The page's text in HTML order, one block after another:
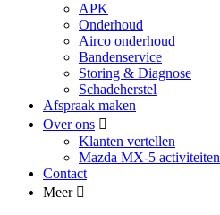
APK
Onderhoud
Airco onderhoud
Bandenservice
Storing & Diagnose
Schadeherstel
Afspraak maken
Over ons
Klanten vertellen
Mazda MX-5 activiteiten
Contact
Meer